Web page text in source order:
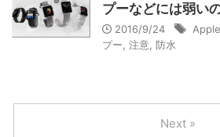
プーなどには弱い
2016/9/24 Apple
プー, 注意, 防水
Next »